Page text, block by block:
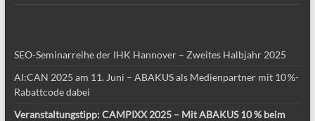
SEO-Seminarreihe der IHK Hannover – Zweites Halbjahr 2025
AI:CAN 2025 am 11. Juni – ABAKUS als Medienpartner mit 10 %-
Rabattcode dabei
Veranstaltungstipp: CAMPIXX 2025 – Mit ABAKUS 10 % beim